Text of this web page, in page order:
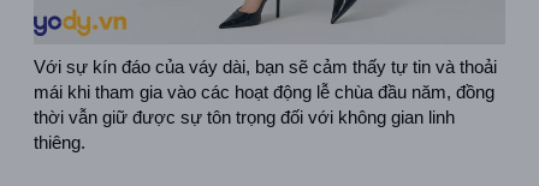
Với sự kín đáo của váy dài, bạn sẽ cảm thấy tự tin và thoải
mái khi tham gia vào các hoạt động lễ chùa đầu năm, đồng
thời vẫn giữ được sự tôn trọng đối với không gian linh
thiêng.